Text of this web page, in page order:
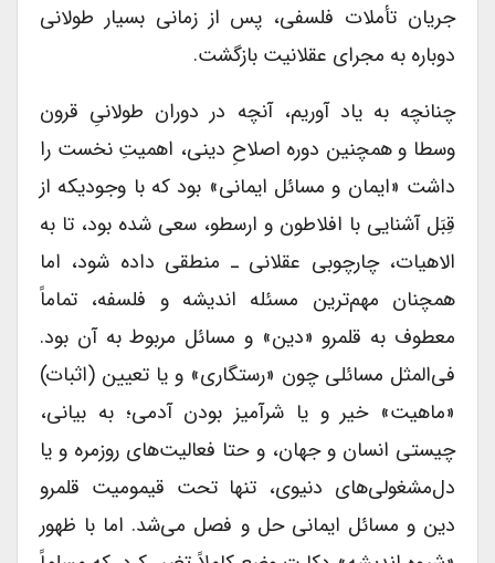
جریان تأملات فلسفی، پس از زمانی بسیار طولانی
دوباره به مجرای عقلانیت بازگشت.
چنانچه به یاد آوریم، آنچه در دوران طولانیِ قرون
وسطا و همچنین دوره اصلاحِ دینی، اهمیتِ نخست را
داشت «ایمان و مسائل ایمانی» بود که با وجودیکه از
قِبَل آشنایی با افلاطون و ارسطو، سعی ‌شده بود، تا به
الاهیات، چارچوبی عقلانی ـ منطقی داده شود، اما
همچنان مهم‌ترین مسئله اندیشه و فلسفه، تماماً
معطوف به قلمرو «دین» و مسائل مربوط به آن بود.
فی‌المثل مسائلی چون «رستگاری» و یا تعیین (اثبات)
«ماهیت» خیر و یا شرآمیز بودن آدمی؛ به بیانی،
چیستی انسان و جهان، و حتا فعالیت‌‌های روزمره و یا
دل‌مشغولی‌های دنیوی، تنها تحت قیمومیت قلمرو
دین و مسائل ایمانی حل و فصل می‌شد. اما با ظهور